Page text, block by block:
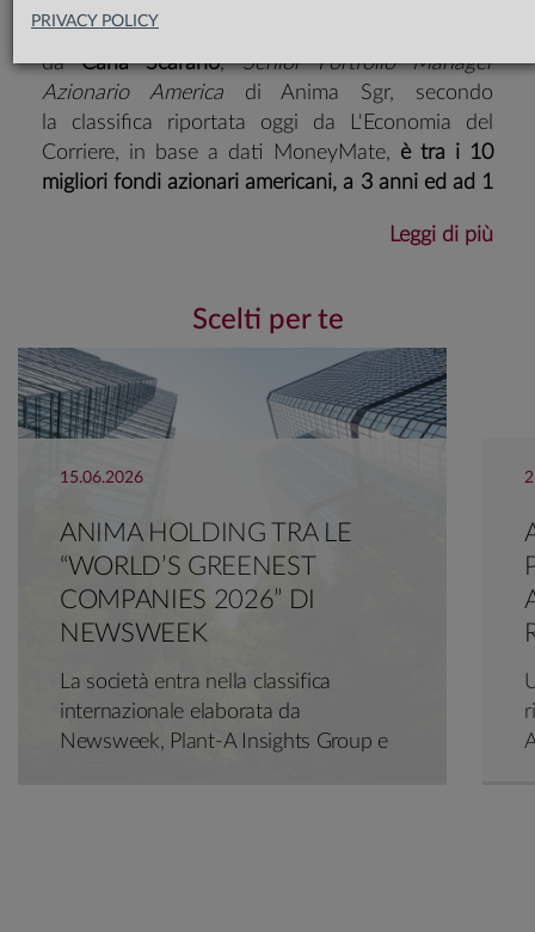
PRIVACY POLICY
​Il fondoAnima US Equity classe Prestige
daCarla Scarano,Senior Portfolio Manager
Azionario Americadi Anima Sgr, secondo
la classifica riportata oggi da L'Economia del
Corriere, in base a dati MoneyMate, è tra i 10
migliori fondi azionari americani, a 3 anni ed ad 1
Leggi di più
Scelti per te
15.06.2026
ANIMA HOLDING TRA LE
“WORLD’S GREENEST
COMPANIES 2026” DI
NEWSWEEK
La società entra nella classifica
internazionale elaborata da
Newsweek, Plant-A Insights Group e